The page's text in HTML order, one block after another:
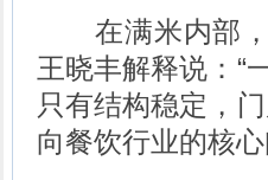
在满米内部，
王晓丰解释说：“
只有结构稳定，
向餐饮行业的核